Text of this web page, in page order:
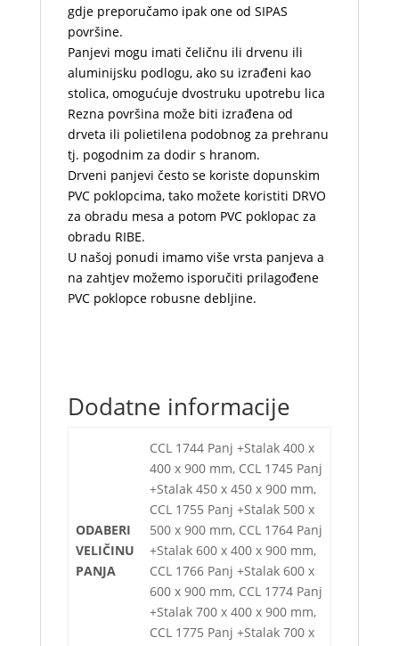
gdje preporučamo ipak one od SIPAS
površine.
Panjevi mogu imati čeličnu ili drvenu ili
aluminijsku podlogu, ako su izrađeni kao
stolica, omogućuje dvostruku upotrebu lica
Rezna površina može biti izrađena od
drveta ili polietilena podobnog za prehranu
tj. pogodnim za dodir s hranom.
Drveni panjevi često se koriste dopunskim
PVC poklopcima, tako možete koristiti DRVO
za obradu mesa a potom PVC poklopac za
obradu RIBE.
U našoj ponudi imamo više vrsta panjeva a
na zahtjev možemo isporučiti prilagođene
PVC poklopce robusne debljine.
Dodatne informacije
ODABERI
VELIČINU
PANJA
CCL 1744 Panj +Stalak 400 x
400 x 900 mm, CCL 1745 Panj
+Stalak 450 x 450 x 900 mm,
CCL 1755 Panj +Stalak 500 x
500 x 900 mm, CCL 1764 Panj
+Stalak 600 x 400 x 900 mm,
CCL 1766 Panj +Stalak 600 x
600 x 900 mm, CCL 1774 Panj
+Stalak 700 x 400 x 900 mm,
CCL 1775 Panj +Stalak 700 x